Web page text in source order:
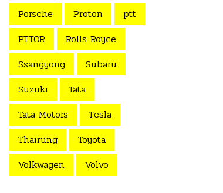
Porsche
Proton
ptt
PTTOR
Rolls Royce
Ssangyong
Subaru
Suzuki
Tata
Tata Motors
Tesla
Thairung
Toyota
Volkwagen
Volvo